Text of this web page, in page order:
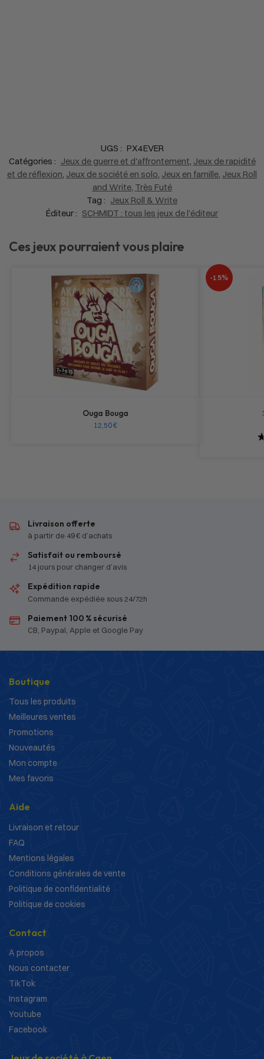
UGS : PX4EVER
Catégories : Jeux de guerre et d'affrontement Jeux de rapidité
et de réflexion Jeux de société en solo Jeux en famille Jeux Roll
and Write, Très Futé
Tag : Jeux Roll & Write
Éditeur : SCHMIDT : tous les jeux de l'éditeur
Ces jeux pourraient vous plaire
Ouga Bouga
12,50€
-15%
Livraison offerte
à partir de 49 € d’achats
Satisfait ou remboursé
14 jours pour changer d’avis
Expédition rapide
Commande expédiée sous 24/72h
Paiement 100 % sécurisé
CB, Paypal, Apple et Google Pay
Boutique
Tous les produits
Meilleures ventes
Promotions
Nouveautés
Mon compte
Mes favoris
Aide
Livraison et retour
FAQ
Mentions légales
Conditions générales de vente
Politique de confidentialité
Politique de cookies
Contact
A propos
Nous contacter
TikTok
Instagram
Youtube
Facebook